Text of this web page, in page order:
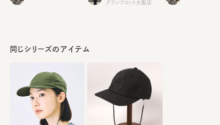
同じシリーズのアイテム
グランフロント大阪店